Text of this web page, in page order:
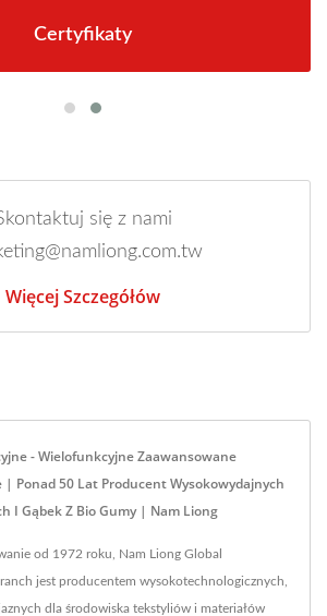
Certyfikaty
się z nami
Więcej Szczegółów
- Wielofunkcyjne Zaawansowane
| Ponad 50 Lat Producent Wysokowydajnych
I Gąbek Z Bio Gumy | Nam Liong
od 1972 roku, Nam Liong Global
jest producentem wysokotechnologicznych,
dla środowiska tekstyliów i materiałów